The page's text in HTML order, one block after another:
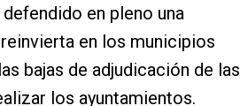
en pleno una
en los municipios
bajas de adjudicación de las
los ayuntamientos.